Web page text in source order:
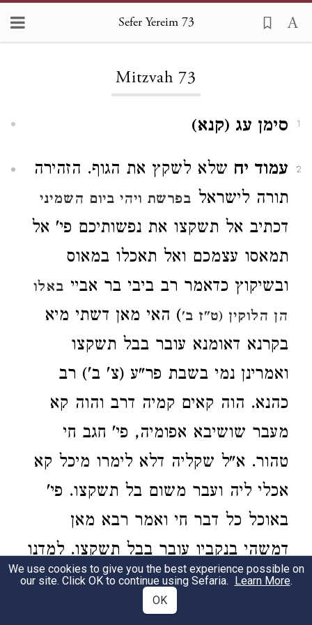
Sefer Yereim 73
Mitzvah 73
1 סימן עג (קנא)
2 עמוד יח שלא לשקץ את הגוף. הזהירה
תורה לישראל בפרשת ויהי ביום השמיני
דכתיב אל תשקצו את נפשותיכם פי' אל
תמאסו עצמכם ואל תאכלו במאוס
ובשיקוץ כדאמר רב ביבי בר אביי באלו
הן הלוקין (ט"ז ב') האי מאן דשתי מיא
בקרנא דאומנא עובר בבל תשקצו
ואמרינן נמי בשבת פר"ע (צ' ב') רב
כהנא. הוה קאים קמיה דרב והוה קא
מעבר שושיבא אפומיה, פי' חגב חי
טהור. א"ל שקליה דלא לימרו מיכל קא
אכלי ליה ועבר משום בל תשקצו. פי'
באוכל כל דבר חי ואמר רבא מאן
דמשהי בנקביו עובר בבל תשקצו. למדנו
שהזהיר הבורא שלא ימאיסו ישראל לא
באכילתם ולא בענינים כי אם ינהגו
We use cookies to give you the best experience possible on
our site. Click OK to continue using Sefaria. Learn More.
OK